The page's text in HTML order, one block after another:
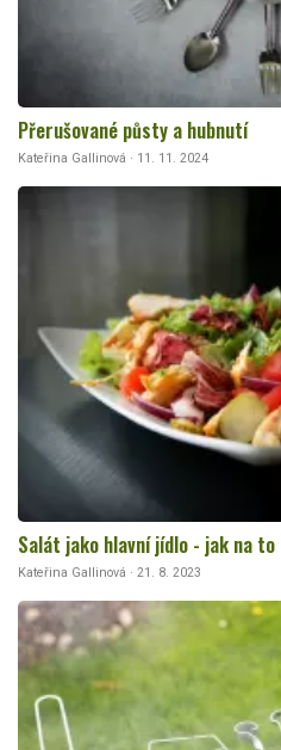
Přerušované půsty a hubnutí
Kateřina Gallinová · 11. 11. 2024
Salát jako hlavní jídlo - jak na to
Kateřina Gallinová · 21. 8. 2023